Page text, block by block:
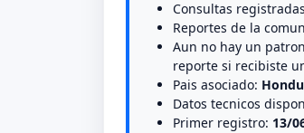
Consultas
Reportes de la
Aun no hay un
reporte si recibiste
Pais asociado:
Datos tecnicos
Primer registro: 13/